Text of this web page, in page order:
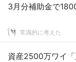
3月分補助金で
常識的に考えた
資産2500万ワイ